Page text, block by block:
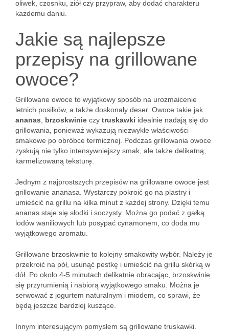
oliwek, czosnku, ziół czy przypraw, aby dodać charakteru
każdemu daniu.
Jakie są najlepsze
przepisy na grillowane
owoce?
Grillowane owoce to wyjątkowy sposób na urozmaicenie
letnich posiłków, a także doskonały deser. Owoce takie jak
ananas
brzoskwinie czy truskawki idealnie nadają się do
grillowania, ponieważ wykazują niezwykłe właściwości
smakowe po obróbce termicznej. Podczas grillowania owoce
zyskują nie tylko intensywniejszy smak, ale także delikatną,
karmelizowaną teksturę.
Jednym z najprostszych przepisów na grillowane owoce jest
grillowanie ananasa. Wystarczy pokroić go na plastry i
umieścić na grillu na kilka minut z każdej strony. Dzięki temu
ananas staje się słodki i soczysty. Można go podać z gałką
lodów waniliowych lub posypać cynamonem, co doda mu
wyjątkowego aromatu.
Grillowane brzoskwinie to kolejny smakowity wybór. Należy je
przekroić na pół, usunąć pestkę i umieścić na grillu skórką w
dół. Po około 4-5 minutach delikatnie obracając, brzoskwinie
się przyrumienią i nabiorą wyjątkowego smaku. Można je
serwować z jogurtem naturalnym i miodem, co sprawi, że
będą jeszcze bardziej kuszące.
Innym interesującym pomysłem są grillowane truskawki.